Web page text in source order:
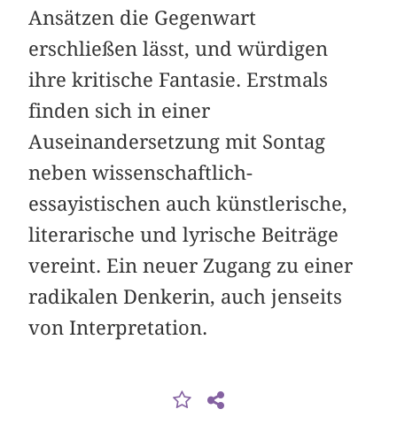
Ansätzen die Gegenwart
erschließen lässt, und würdigen
ihre kritische Fantasie. Erstmals
finden sich in einer
Auseinandersetzung mit Sontag
neben wissenschaftlich-
essayistischen auch künstlerische,
literarische und lyrische Beiträge
vereint. Ein neuer Zugang zu einer
radikalen Denkerin, auch jenseits
von Interpretation.